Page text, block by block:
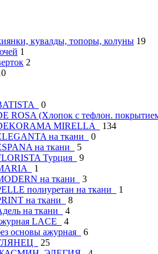
кувалды, топоры, колуны 19
1
2
0
ROSA (Хлопок с тефлон.
MIRELLA
134
на ткани
0
на ткани
5
Турция
9
1
на ткани
3
полиуретан на ткани
1
на ткани
8
на ткани
4
LAСE
4
основы ажурная
6
25